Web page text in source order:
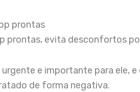
prontas
prontas, evita desconfortos
e importante para ele,
de forma negativa.